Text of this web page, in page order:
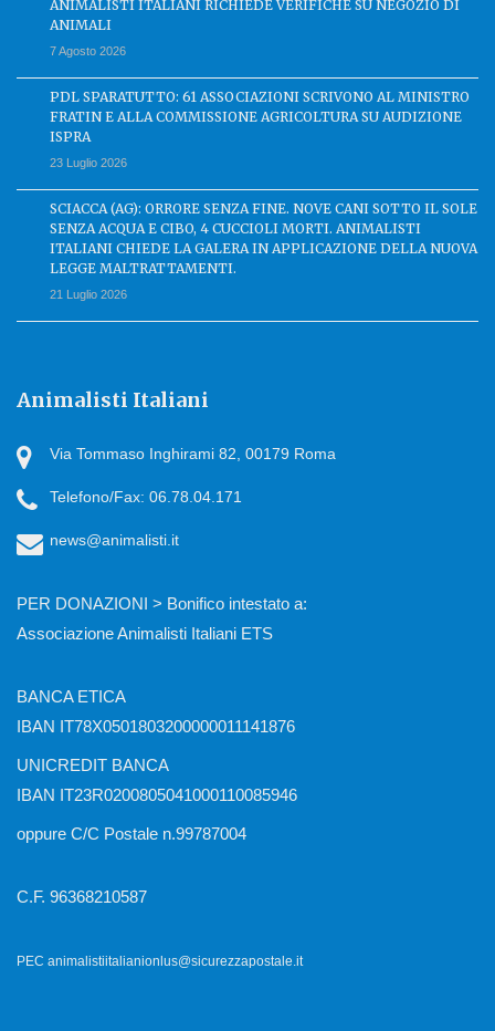
ANIMALISTI ITALIANI RICHIEDE VERIFICHE SU NEGOZIO DI
ANIMALI
7 Agosto 2026
PDL SPARATUTTO: 61 ASSOCIAZIONI SCRIVONO AL MINISTRO
FRATIN E ALLA COMMISSIONE AGRICOLTURA SU AUDIZIONE
ISPRA
23 Luglio 2026
SCIACCA (AG): ORRORE SENZA FINE. NOVE CANI SOTTO IL SOLE
SENZA ACQUA E CIBO, 4 CUCCIOLI MORTI. ANIMALISTI
ITALIANI CHIEDE LA GALERA IN APPLICAZIONE DELLA NUOVA
LEGGE MALTRATTAMENTI.
21 Luglio 2026
Animalisti Italiani
Via Tommaso Inghirami 82, 00179 Roma
Telefono/Fax: 06.78.04.171
news@animalisti.it
PER DONAZIONI > Bonifico intestato a:
Associazione Animalisti Italiani ETS
BANCA ETICA
IBAN IT78X0501803200000011141876
UNICREDIT BANCA
IBAN IT23R0200805041000110085946
oppure C/C Postale n.99787004
C.F. 96368210587
PEC animalistiitalianionlus@sicurezzapostale.it